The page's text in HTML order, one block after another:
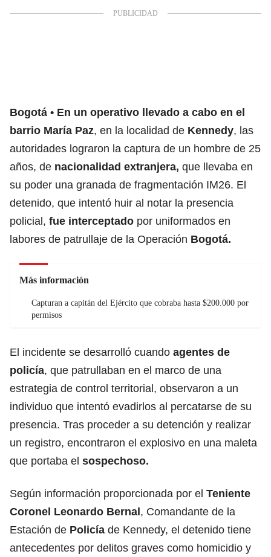
Bogotá
En un operativo llevado a cabo en el
barrio María Paz, en la localidad de Kennedy, las
autoridades lograron la captura de un hombre de 25
años, de nacionalidad extranjera, que llevaba en
su poder una granada de fragmentación IM26. El
detenido, que intentó huir al notar la presencia
policial, fue interceptado por uniformados en
labores de patrullaje de la Operación Bogotá.
Más información
Capturan a capitán del Ejército que cobraba hasta $200.000 por
permisos
El incidente se desarrolló cuando agentes de
policía, que patrullaban en el marco de una
estrategia de control territorial, observaron a un
individuo que intentó evadirlos al percatarse de su
presencia. Tras proceder a su detención y realizar
un registro, encontraron el explosivo en una maleta
que portaba el sospechoso.
Según información proporcionada por el Teniente
Coronel Leonardo Bernal, Comandante de la
Estación de Policía de Kennedy, el detenido tiene
antecedentes por delitos graves como homicidio y